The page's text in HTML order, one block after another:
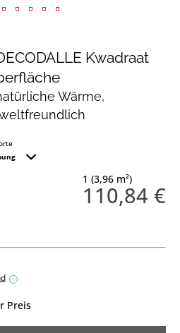
Kwadraat
Wärme,
1 (3,96 m²)
110,84 €
i
Preis